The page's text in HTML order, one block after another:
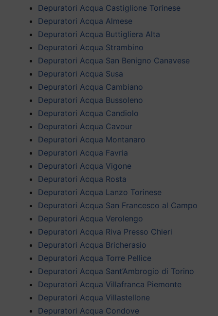
Depuratori Acqua Castiglione Torinese
Depuratori Acqua Almese
Depuratori Acqua Buttigliera Alta
Depuratori Acqua Strambino
Depuratori Acqua San Benigno Canavese
Depuratori Acqua Susa
Depuratori Acqua Cambiano
Depuratori Acqua Bussoleno
Depuratori Acqua Candiolo
Depuratori Acqua Cavour
Depuratori Acqua Montanaro
Depuratori Acqua Favria
Depuratori Acqua Vigone
Depuratori Acqua Rosta
Depuratori Acqua Lanzo Torinese
Depuratori Acqua San Francesco al Campo
Depuratori Acqua Verolengo
Depuratori Acqua Riva Presso Chieri
Depuratori Acqua Bricherasio
Depuratori Acqua Torre Pellice
Depuratori Acqua Sant’Ambrogio di Torino
Depuratori Acqua Villafranca Piemonte
Depuratori Acqua Villastellone
Depuratori Acqua Condove